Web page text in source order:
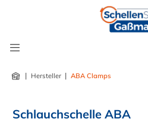
| Hersteller | ABA Clamps
Schlauchschelle ABA